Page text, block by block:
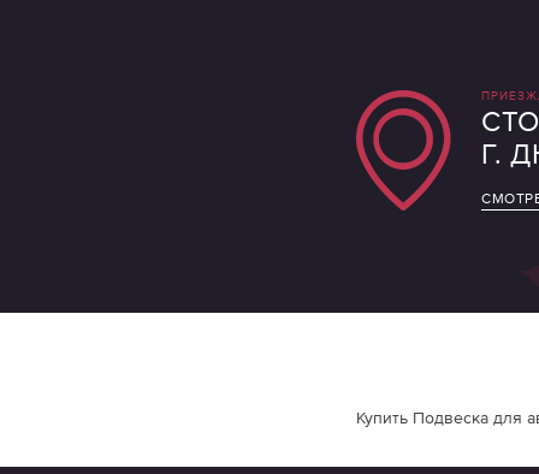
СТО
Г.
Купить Подвеска для